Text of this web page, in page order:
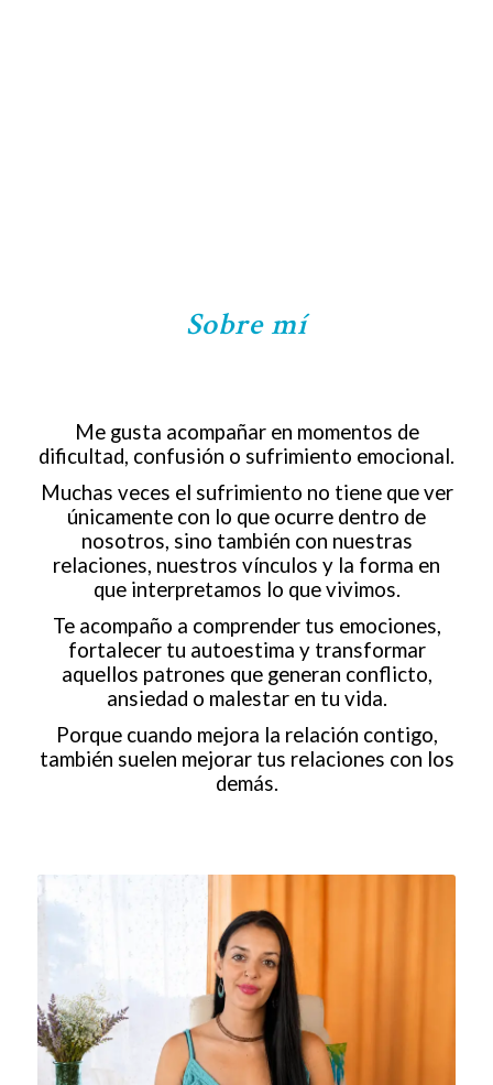
Sobre mí
Me gusta acompañar en momentos de
dificultad, confusión o sufrimiento emocional.
Muchas veces el sufrimiento no tiene que ver
únicamente con lo que ocurre dentro de
nosotros, sino también con nuestras
relaciones, nuestros vínculos y la forma en
que interpretamos lo que vivimos.
Te acompaño a comprender tus emociones,
fortalecer tu autoestima y transformar
aquellos patrones que generan conflicto,
ansiedad o malestar en tu vida.
Porque cuando mejora la relación contigo,
también suelen mejorar tus relaciones con los
demás.